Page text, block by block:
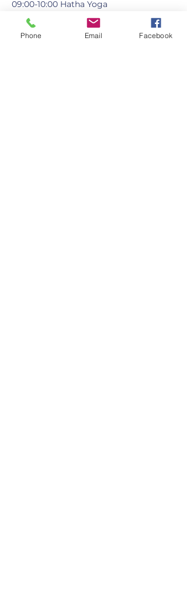
09:00-10:00 Hatha Yoga
10:00-11:00 Kahvaltı
11:00-12:00 Serbest Zaman
Phone Email Facebook